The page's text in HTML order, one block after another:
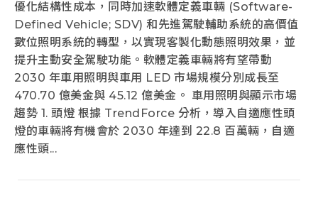
優化結構性成本，同時加速軟體定義車輛 (Software-
Defined Vehicle; SDV) 和先進駕駛輔助系統的高價值
數位照明系統的轉型，以實現客製化動態照明效果，並
提升主動安全駕駛功能。軟體定義車輛將有望帶動
2030 年車用照明與車用 LED 市場規模分別成長至
470.70 億美金與 45.12 億美金。 車用照明與顯示市場
趨勢 1. 頭燈 根據 TrendForce 分析，導入自適應性頭
燈的車輛將有機會於 2030 年達到 22.8 百萬輛，自適
應性頭...